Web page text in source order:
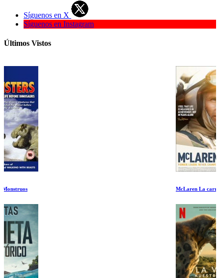
Síguenos en X
Síguenos en Instagram
Últimos Vistos
McLaren La carrera de un Campeon